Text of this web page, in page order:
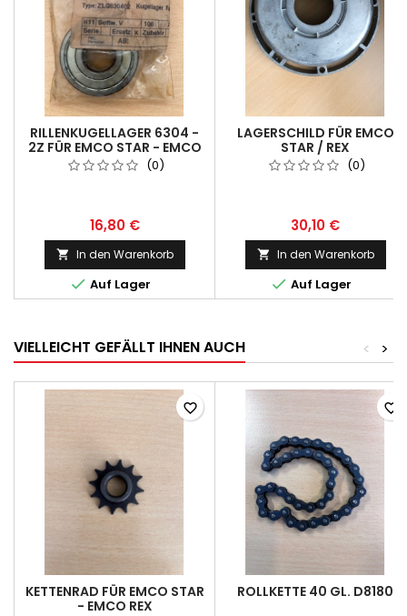
RILLENKUGELLAGER 6304 -
2Z FÜR EMCO STAR - EMCO
REX
(0)
16,80 €
 In den Warenkorb
 Auf Lager
LAGERSCHILD FÜR EMCO
STAR / REX
(0)
30,10 €
 In den Warenkorb
 Auf Lager
VIELLEICHT GEFÄLLT IHNEN AUCH >
<
KETTENRAD FÜR EMCO STAR
- EMCO REX
favorite_border
ROLLKETTE 40 GL. D8180
favorite_border